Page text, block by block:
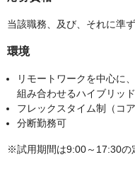
当該職務、及び、それに準
環境
リモートワークを中心に
組み合わせるハイブリッ
フレックスタイム制（コ
分断勤務可
※試用期間は9:00～17:30の